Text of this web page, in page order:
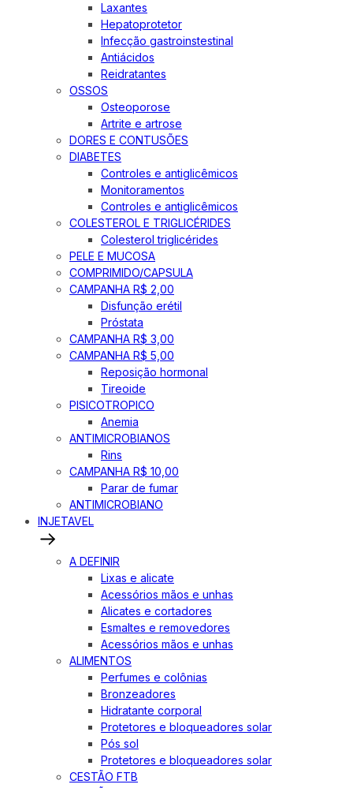
Laxantes
Hepatoprotetor
Infecção gastroinstestinal
Antiácidos
Reidratantes
OSSOS
Osteoporose
Artrite e artrose
DORES E CONTUSÕES
DIABETES
Controles e antiglicêmicos
Monitoramentos
Controles e antiglicêmicos
COLESTEROL E TRIGLICÉRIDES
Colesterol triglicérides
PELE E MUCOSA
COMPRIMIDO/CAPSULA
CAMPANHA R$ 2,00
Disfunção erétil
Próstata
CAMPANHA R$ 3,00
CAMPANHA R$ 5,00
Reposição hormonal
Tireoide
PISICOTROPICO
Anemia
ANTIMICROBIANOS
Rins
CAMPANHA R$ 10,00
Parar de fumar
ANTIMICROBIANO
INJETAVEL
A DEFINIR
Lixas e alicate
Acessórios mãos e unhas
Alicates e cortadores
Esmaltes e removedores
Acessórios mãos e unhas
ALIMENTOS
Perfumes e colônias
Bronzeadores
Hidratante corporal
Protetores e bloqueadores solar
Pós sol
Protetores e bloqueadores solar
CESTÃO FTB